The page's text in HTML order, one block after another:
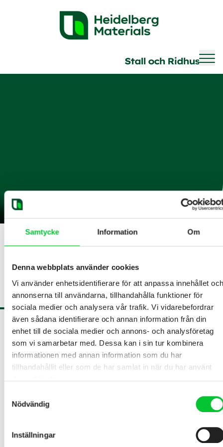
Samtycke Information Om
Denna webbplats använder cookies
Vi använder enhetsidentifierare för att anpassa innehållet och
annonserna till användarna, tillhandahålla funktioner för
sociala medier och analysera vår trafik. Vi vidarebefordrar
även sådana identifierare och annan information från din
enhet till de sociala medier och annons- och analysföretag
som vi samarbetar med. Dessa kan i sin tur kombinera
informationen med annan information som du har
tillhandahållit eller som de har samlat in när du har använt
Nödvändig
Inställningar
Stall och Ridhus
PRODUKTER
Stall
Ridhus
Ladda ner